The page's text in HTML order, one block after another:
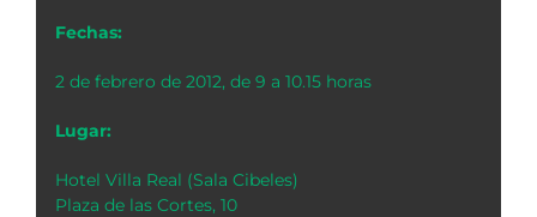
Fechas:
2 de febrero de 2012, de 9 a 10.15 horas
Lugar:
Hotel Villa Real (Sala Cibeles)
Plaza de las Cortes, 10